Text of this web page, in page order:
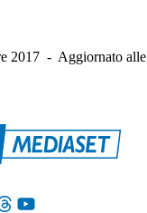
2017 - Aggiornato alle